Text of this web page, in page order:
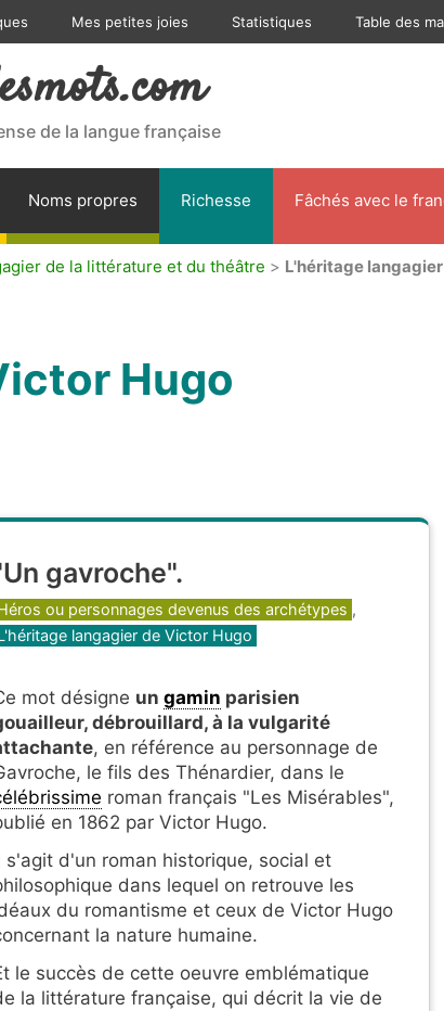
Mes petites joies Statistiques Table des
de la langue française
Noms propres Richesse Fâchés avec le
de la littérature et du théâtre > L'héritage
Hugo
gavroche".
ou personnages devenus des archétypes ,
langagier de Victor Hugo
mot désigne un gamin parisien
débrouillard, à la vulgarité
, en référence au personnage de
le fils des Thénardier, dans le
roman français "Les Misérables",
en 1862 par Victor Hugo.
s'agit d'un roman historique, social et
dans lequel on retrouve les
du romantisme et ceux de Victor Hugo
la nature humaine.
le succès de cette oeuvre emblématique
la littérature française, qui décrit la vie de